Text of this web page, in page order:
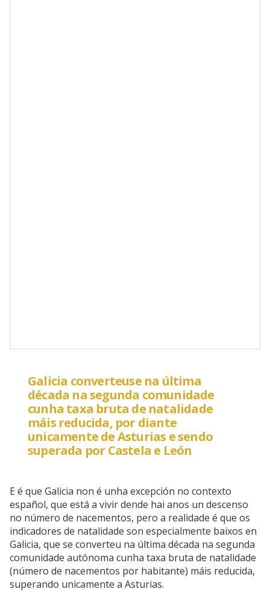
Galicia converteuse na última
década na segunda comunidade
cunha taxa bruta de natalidade
máis reducida, por diante
unicamente de Asturias e sendo
superada por Castela e León
E é que Galicia non é unha excepción no contexto
español, que está a vivir dende hai anos un descenso
no número de nacementos, pero a realidade é que os
indicadores de natalidade son especialmente baixos en
Galicia, que se converteu na última década na segunda
comunidade autónoma cunha taxa bruta de natalidade
(número de nacementos por habitante) máis reducida,
superando unicamente a Asturias.